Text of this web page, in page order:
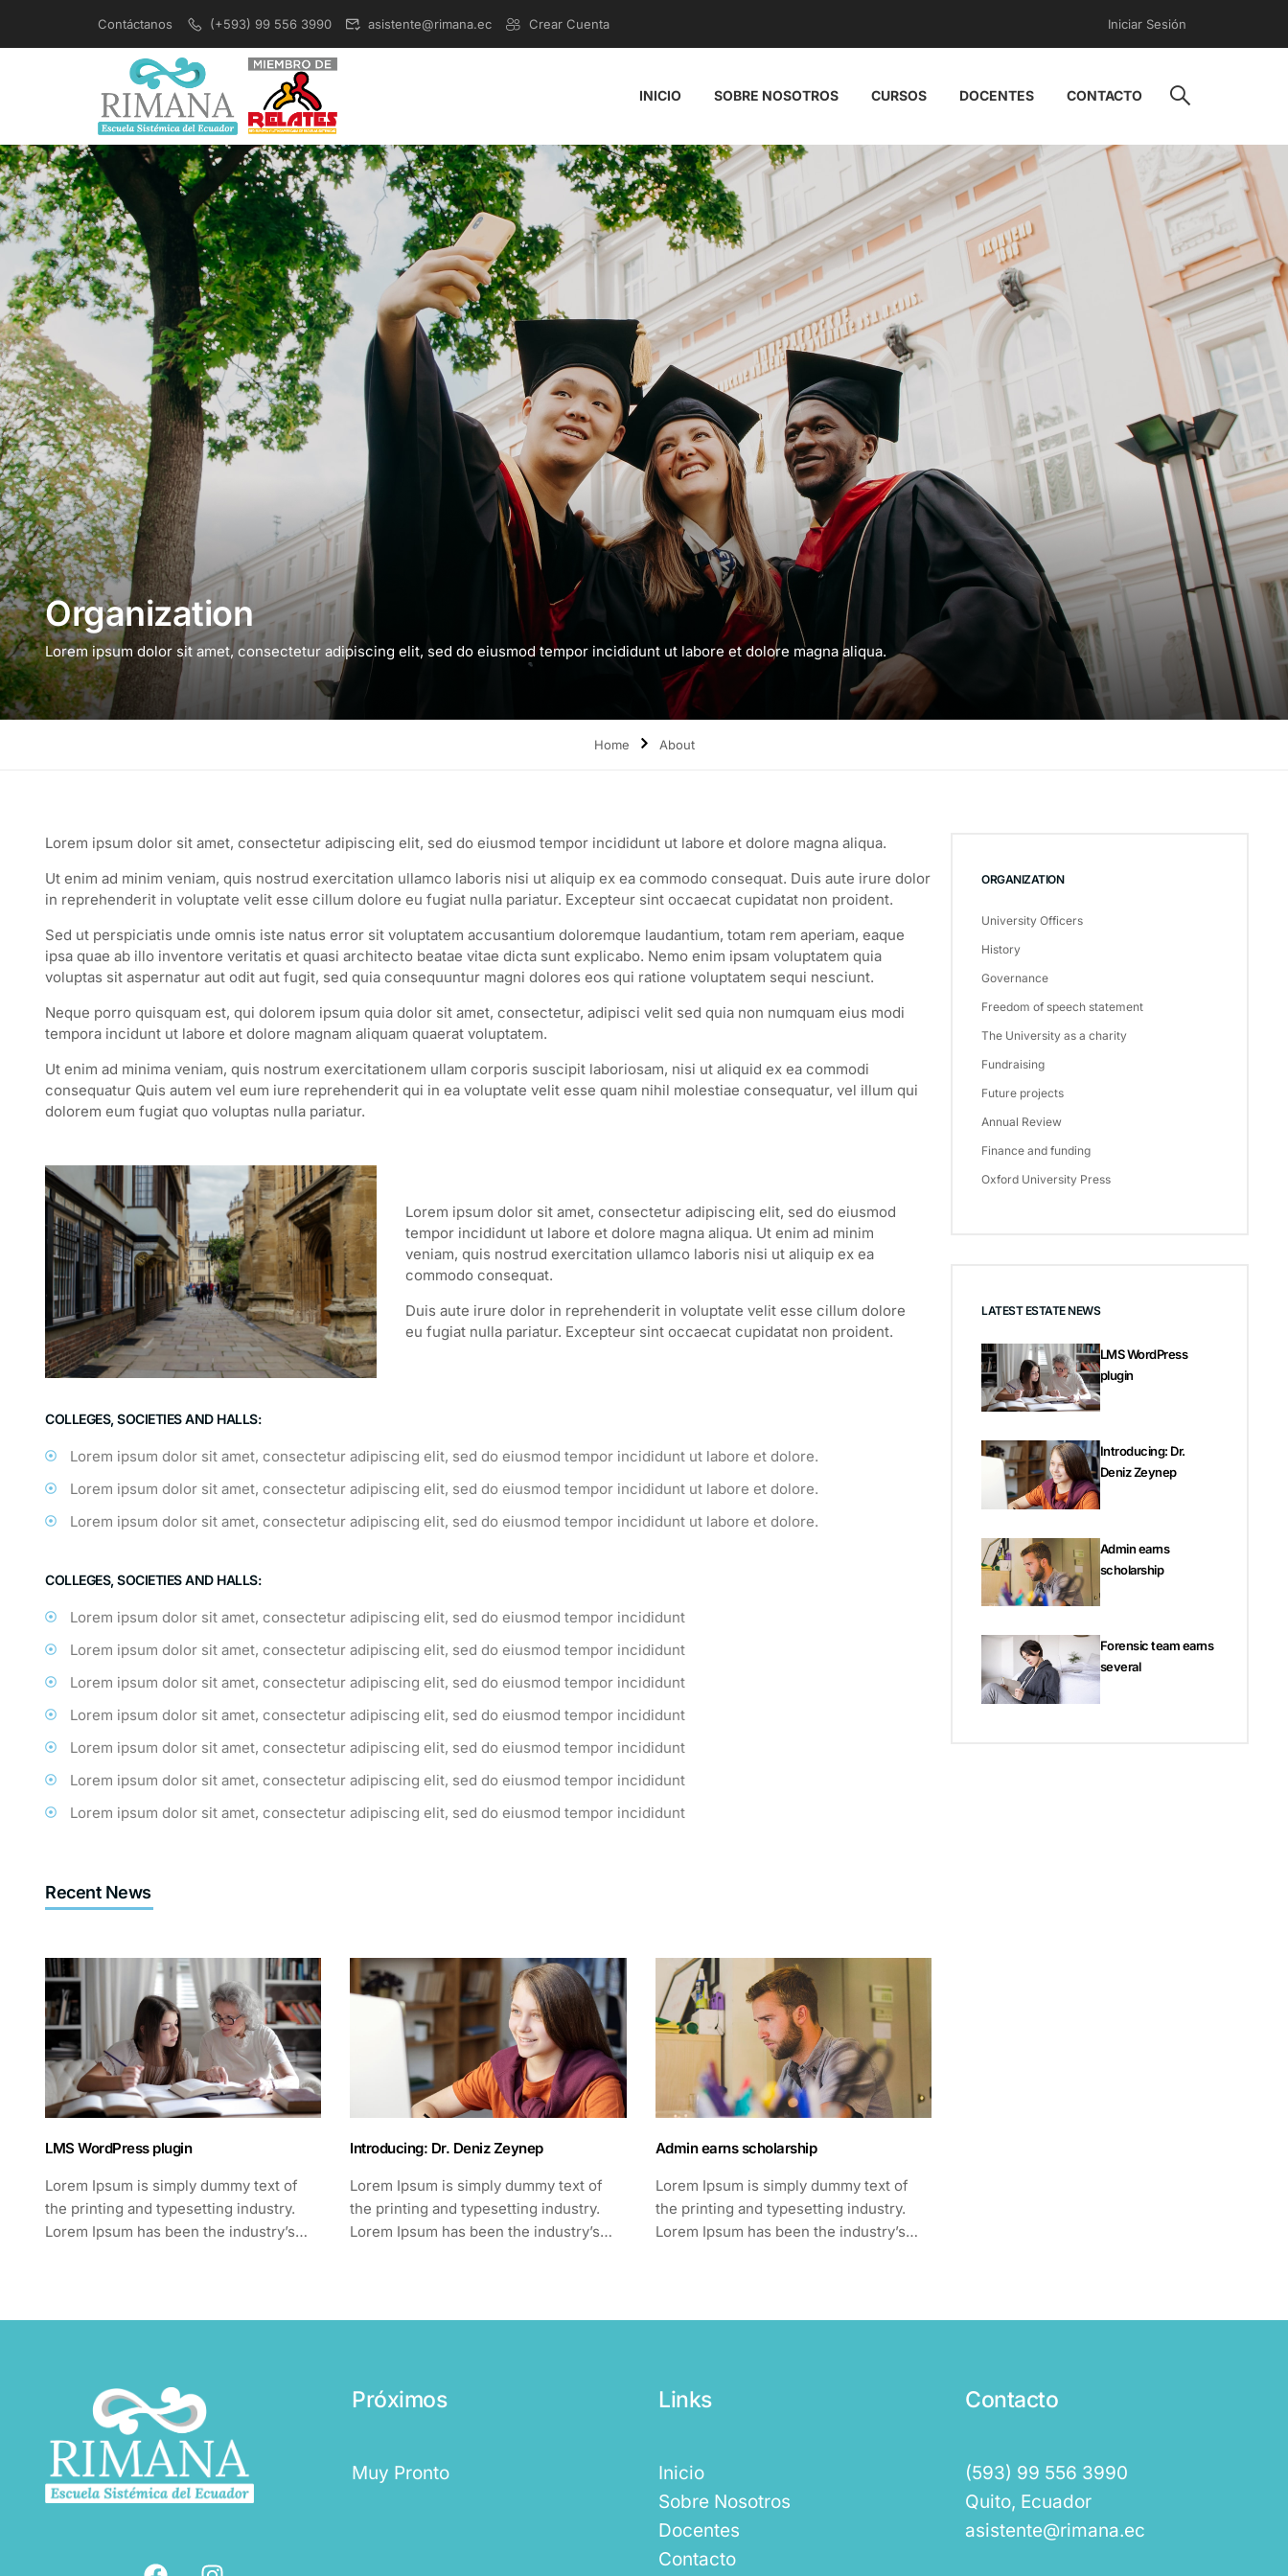
Contáctanos (+593) 99 556 3990 asistente@rimana.ec Crear Cuenta Iniciar Sesión
INICIO SOBRE NOSOTROS CURSOS DOCENTES CONTACTO
Organization
Lorem ipsum dolor sit amet, consectetur adipiscing elit, sed do eiusmod tempor incididunt ut labore et dolore magna aliqua.
Home About
Lorem ipsum dolor sit amet, consectetur adipiscing elit, sed do eiusmod tempor incididunt ut labore et dolore magna aliqua.
Ut enim ad minim veniam, quis nostrud exercitation ullamco laboris nisi ut aliquip ex ea commodo consequat. Duis aute irure dolor
in reprehenderit in voluptate velit esse cillum dolore eu fugiat nulla pariatur. Excepteur sint occaecat cupidatat non proident.
Sed ut perspiciatis unde omnis iste natus error sit voluptatem accusantium doloremque laudantium, totam rem aperiam, eaque
ipsa quae ab illo inventore veritatis et quasi architecto beatae vitae dicta sunt explicabo. Nemo enim ipsam voluptatem quia
voluptas sit aspernatur aut odit aut fugit, sed quia consequuntur magni dolores eos qui ratione voluptatem sequi nesciunt.
Neque porro quisquam est, qui dolorem ipsum quia dolor sit amet, consectetur, adipisci velit sed quia non numquam eius modi
tempora incidunt ut labore et dolore magnam aliquam quaerat voluptatem.
Ut enim ad minima veniam, quis nostrum exercitationem ullam corporis suscipit laboriosam, nisi ut aliquid ex ea commodi
consequatur Quis autem vel eum iure reprehenderit qui in ea voluptate velit esse quam nihil molestiae consequatur, vel illum qui
dolorem eum fugiat quo voluptas nulla pariatur.
Lorem ipsum dolor sit amet, consectetur adipiscing elit, sed do eiusmod
tempor incididunt ut labore et dolore magna aliqua. Ut enim ad minim
veniam, quis nostrud exercitation ullamco laboris nisi ut aliquip ex ea
commodo consequat.
Duis aute irure dolor in reprehenderit in voluptate velit esse cillum dolore
eu fugiat nulla pariatur. Excepteur sint occaecat cupidatat non proident.
COLLEGES, SOCIETIES AND HALLS:
Lorem ipsum dolor sit amet, consectetur adipiscing elit, sed do eiusmod tempor incididunt ut labore et dolore.
Lorem ipsum dolor sit amet, consectetur adipiscing elit, sed do eiusmod tempor incididunt ut labore et dolore.
Lorem ipsum dolor sit amet, consectetur adipiscing elit, sed do eiusmod tempor incididunt ut labore et dolore.
COLLEGES, SOCIETIES AND HALLS:
Lorem ipsum dolor sit amet, consectetur adipiscing elit, sed do eiusmod tempor incididunt
Lorem ipsum dolor sit amet, consectetur adipiscing elit, sed do eiusmod tempor incididunt
Lorem ipsum dolor sit amet, consectetur adipiscing elit, sed do eiusmod tempor incididunt
Lorem ipsum dolor sit amet, consectetur adipiscing elit, sed do eiusmod tempor incididunt
Lorem ipsum dolor sit amet, consectetur adipiscing elit, sed do eiusmod tempor incididunt
Lorem ipsum dolor sit amet, consectetur adipiscing elit, sed do eiusmod tempor incididunt
Lorem ipsum dolor sit amet, consectetur adipiscing elit, sed do eiusmod tempor incididunt
Recent News
LMS WordPress plugin
Lorem Ipsum is simply dummy text of
the printing and typesetting industry.
Lorem Ipsum has been the industry’s
Introducing: Dr. Deniz Zeynep
Lorem Ipsum is simply dummy text of
the printing and typesetting industry.
Lorem Ipsum has been the industry’s
Admin earns scholarship
Lorem Ipsum is simply dummy text of
the printing and typesetting industry.
Lorem Ipsum has been the industry’s
ORGANIZATION
University Officers
History
Governance
Freedom of speech statement
The University as a charity
Fundraising
Future projects
Annual Review
Finance and funding
Oxford University Press
LATEST ESTATE NEWS
LMS WordPress
plugin
Introducing: Dr.
Deniz Zeynep
Admin earns
scholarship
Forensic team earns
several
Próximos
Muy Pronto
Links
Inicio
Sobre Nosotros
Docentes
Contacto
Contacto
(593) 99 556 3990
Quito, Ecuador
asistente@rimana.ec